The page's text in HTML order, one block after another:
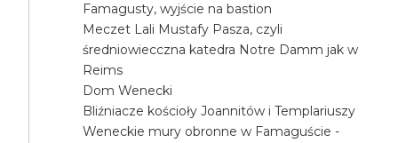
Famagusty, wyjście na bastion
Meczet Lali Mustafy Pasza, czyli
średniowiecczna katedra Notre Damm jak w
Reims
Dom Wenecki
Bliźniacze kościoły Joannitów i Templariuszy
Weneckie mury obronne w Famaguście -